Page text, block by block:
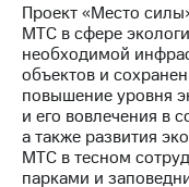
Проект «Место
МТС в сфере
необходимой
объектов и
повышение уровня
и его вовлечения в
а также развития
МТС в тесном
парками и